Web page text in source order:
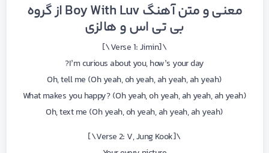
معنی و متن آهنگ Boy With Luv از گروه
بی تی اس و هالزی
\[Verse 1: Jimin\]
I’m curious about you, how’s your day?
Oh, tell me (Oh yeah, oh yeah, ah yeah, ah yeah)
What makes you happy? (Oh yeah, oh yeah, ah yeah, ah yeah)
Oh, text me (Oh yeah, oh yeah, ah yeah, ah yeah)
\[Verse 2: V, Jung Kook\]